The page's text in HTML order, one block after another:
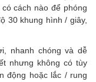
cách nào để phóng
30 khung hình / giây,
nhanh chóng và dễ
nhưng không có tùy
động hoặc lắc / rung